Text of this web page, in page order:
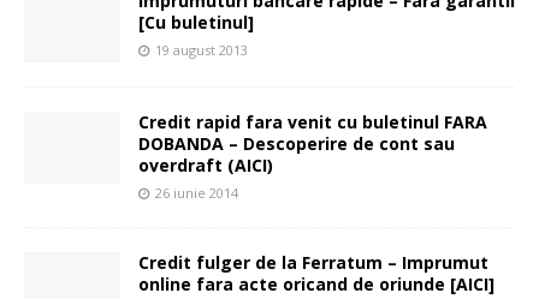
[Cu buletinul]
19 august 2013
Credit rapid fara venit cu buletinul FARA
DOBANDA – Descoperire de cont sau
overdraft (AICI)
26 iunie 2014
Credit fulger de la Ferratum – Imprumut
online fara acte oricand de oriunde [AICI]